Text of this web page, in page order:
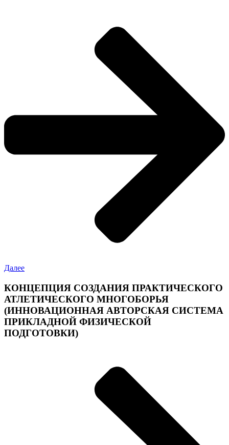
Далее
КОНЦЕПЦИЯ СОЗДАНИЯ ПРАКТИЧЕСКОГО
АТЛЕТИЧЕСКОГО МНОГОБОРЬЯ
(ИННОВАЦИОННАЯ АВТОРСКАЯ СИСТЕМА
ПРИКЛАДНОЙ ФИЗИЧЕСКОЙ
ПОДГОТОВКИ)